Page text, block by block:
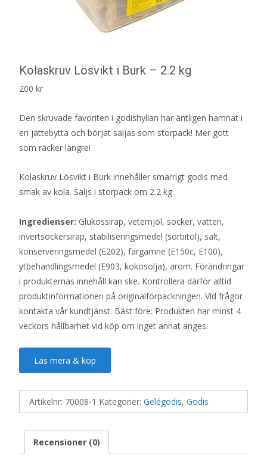
Kolaskruv Lösvikt i Burk – 2.2 kg
200 kr
Den skruvade favoriten i godishyllan har äntligen hamnat i
en jättebytta och börjat säljas som storpack! Mer gott
som räcker längre!
Kolaskruv Lösvikt i Burk innehåller smarrigt godis med
smak av kola. Säljs i storpack om 2.2 kg.
Ingredienser: Glukossirap, vetemjöl, socker, vatten,
invertsockersirap, stabiliseringsmedel (sorbitol), salt,
konserveringsmedel (E202), färgämne (E150c, E100),
ytbehandlingsmedel (E903, kokosolja), arom. Förändringar
i produkternas innehåll kan ske. Kontrollera därför alltid
produktinformationen på originalförpackningen. Vid frågor
kontakta vår kundtjänst. Bäst före: Produkten har minst 4
veckors hållbarhet vid köp om inget annat anges.
Läs mera & köp
Artikelnr: 70008-1 Kategorier: Gelégodis, Godis
Recensioner (0)